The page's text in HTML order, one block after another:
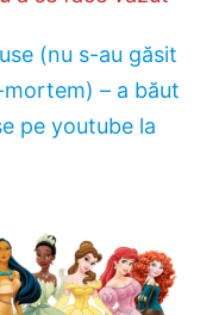
(nu s-au găsit
– a băut
pe youtube la